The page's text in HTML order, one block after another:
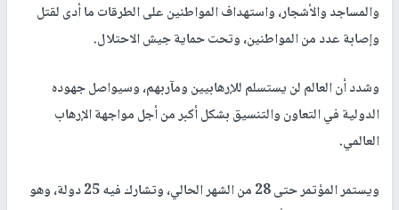
والمساجد والأشجار، واستهداف المواطنين على الطرقات ما أدى لقتل
وإصابة عدد من المواطنين، وتحت حماية جيش الاحتلال.
وشدد أن العالم لن يستسلم للإرهابيين ومآربهم، وسيواصل جهوده
الدولية في التعاون والتنسيق بشكل أكبر من أجل مواجهة الإرهاب
العالمي.
ويستمر المؤتمر حتى 28 من الشهر الحالي، وتشارك فيه 25 دولة، وهو